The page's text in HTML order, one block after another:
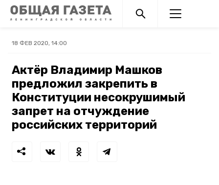
18 ФЕВ 2020, 14:00
Актёр Владимир Машков
предложил закрепить в
Конституции несокрушимый
запрет на отчуждение
российских территорий